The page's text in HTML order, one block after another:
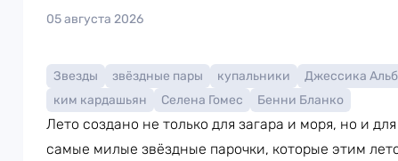
05 августа 2026
Звезды звёздные пары купальники Джессика
ким кардашьян
Селена Гомес Бенни Бланко
Лето создано не только для загара и моря, но и
самые милые звёздные парочки, которые этим